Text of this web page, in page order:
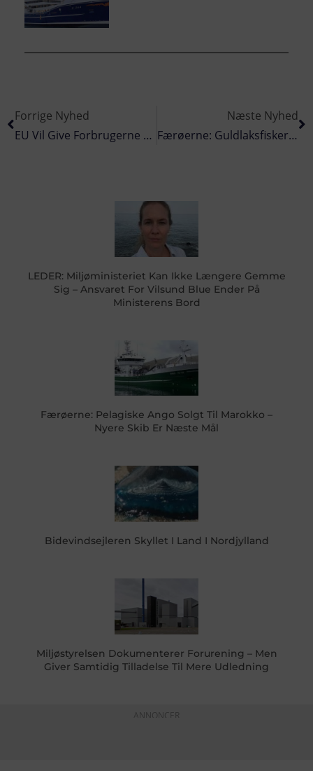
Forrige Nyhed
EU Vil Give Forbrugerne Bedre Besked Om Fiskens Vej Til Tallerkenen
Næste Nyhed
Færøerne: Guldlaksfiskeriet Blomstrer Ved Færøerne
LEDER: Miljøministeriet Kan Ikke Længere Gemme
Sig – Ansvaret For Vilsund Blue Ender På
Ministerens Bord
Færøerne: Pelagiske Ango Solgt Til Marokko –
Nyere Skib Er Næste Mål
Bidevindsejleren Skyllet I Land I Nordjylland
Miljøstyrelsen Dokumenterer Forurening – Men
Giver Samtidig Tilladelse Til Mere Udledning
ANNONCER